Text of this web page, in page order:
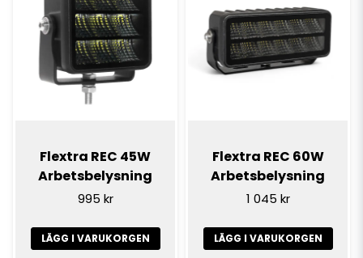
Flextra REC 45W
Arbetsbelysning
995 kr
LÄGG I VARUKORGEN
Flextra REC 60W
Arbetsbelysning
1 045 kr
LÄGG I VARUKORGEN